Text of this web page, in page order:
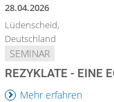
28.04.2026
Lüdenscheid,
Deutschland
SEMINAR
REZYKLATE - EINE
Mehr erfahren